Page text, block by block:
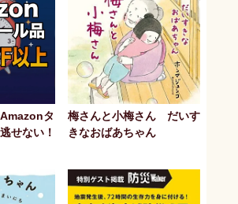
Amazonタ
せない！
梅さんと小梅さん だいす
きなおばあちゃん